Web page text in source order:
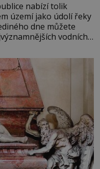
nabízí tolik
území jako údolí řeky
dne můžete
vodních
památek ve